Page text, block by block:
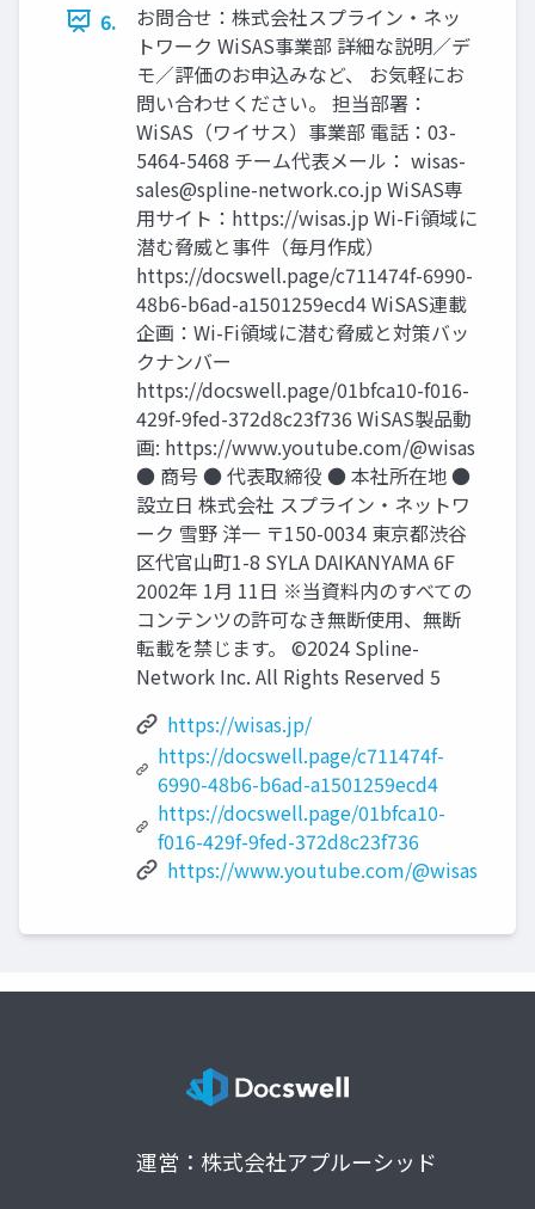
6.
お問合せ：株式会社スプライン・ネッ
トワーク WiSAS事業部 詳細な説明／デ
モ／評価のお申込みなど、 お気軽にお
問い合わせください。 担当部署：
WiSAS（ワイサス）事業部 電話：03-
5464-5468 チーム代表メール： wisas-
sales@spline-network.co.jp WiSAS専
用サイト：https://wisas.jp Wi-Fi領域に
潜む脅威と事件（毎月作成）
https://docswell.page/c711474f-6990-
48b6-b6ad-a1501259ecd4 WiSAS連載
企画：Wi-Fi領域に潜む脅威と対策バッ
クナンバー
https://docswell.page/01bfca10-f016-
429f-9fed-372d8c23f736 WiSAS製品動
画: https://www.youtube.com/@wisas
● 商号 ● 代表取締役 ● 本社所在地 ●
設立日 株式会社 スプライン・ネットワ
ーク 雪野 洋一 〒150-0034 東京都渋谷
区代官山町1-8 SYLA DAIKANYAMA 6F
2002年 1月 11日 ※当資料内のすべての
コンテンツの許可なき無断使用、無断
転載を禁じます。 ©2024 Spline-
Network Inc. All Rights Reserved 5
https://wisas.jp/
https://docswell.page/c711474f-
6990-48b6-b6ad-a1501259ecd4
https://docswell.page/01bfca10-
f016-429f-9fed-372d8c23f736
https://www.youtube.com/@wisas
運営：株式会社アプルーシッド